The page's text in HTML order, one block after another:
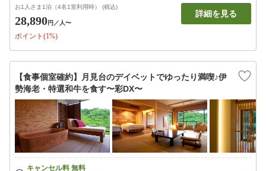
お1人さま1泊（4名1室利用時） (税込)
28,890円 ／人〜
ポイント(1%)
詳細を見る
【食事個室確約】月見台のデイベットでゆったり満喫♪伊
勢海老・特選和牛を食す〜彩DX〜